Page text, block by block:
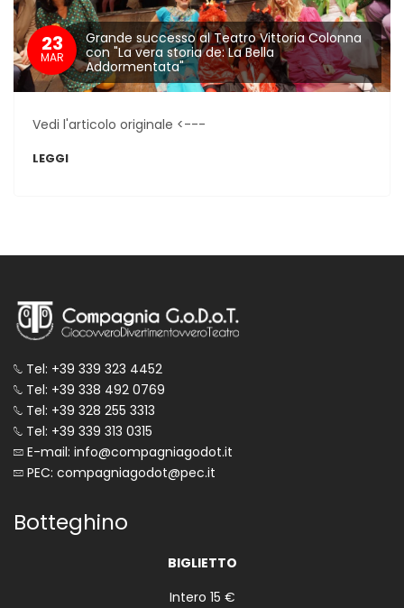
23
MAR
Grande successo al Teatro Vittoria Colonna
con "La vera storia de: La Bella
Addormentata"
Vedi l'articolo originale <---
LEGGI
Tel: +39 339 323 4452
Tel: +39 338 492 0769
Tel: +39 328 255 3313
Tel: +39 339 313 0315
E-mail: info@compagniagodot.it
PEC: compagniagodot@pec.it
Botteghino
BIGLIETTO
Intero 15 €